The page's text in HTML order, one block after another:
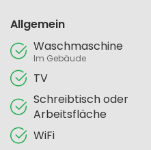
Allgemein
Waschmaschine
Im Gebäude
TV
Schreibtisch oder
Arbeitsfläche
WiFi